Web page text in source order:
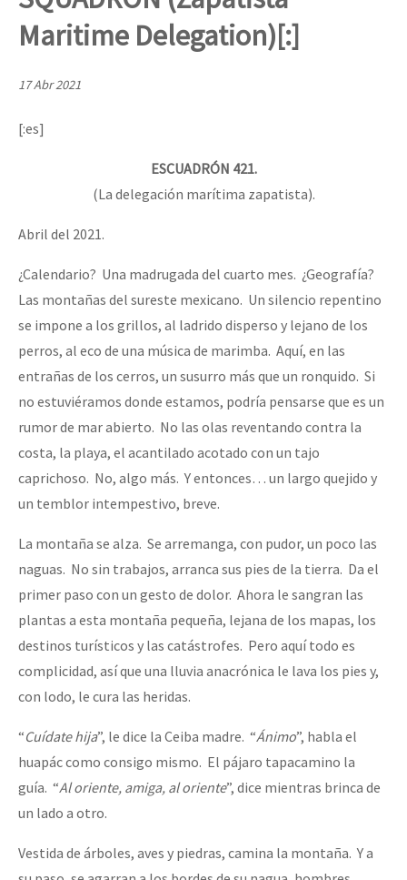
Mundo
AutonomÍa y Resistencia
Presos
Mujeres
ETIQUETAS
MULTIMEDIA
Fotorreportaje
Video
Semillero Guerra contra la Humanidad. (Las poblaciones y
Libros para descargar
Medios Libres
COVID-19
Contacto
Dia 3 do Encontro “Guerra contra a Humanidade”
Dia 1: Encontro “Guerra contra a Humanidade”
“Sonhando a Terra do Bem Virá” se publica no Estado Espanhol
Se o México sabe, que o mundo saiba! Nossas lutas pela
[25 abr – CDMX] Tokín por el CNI: 30 años de Resistencia y
Maritime Delegation)[:]
17 Abr 2021
[:es]
ESCUADRÓN 421.
(La delegación marítima zapatista).
Abril del 2021.
¿Calendario? Una madrugada del cuarto mes. ¿Geografía?
Las montañas del sureste mexicano. Un silencio repentino
se impone a los grillos, al ladrido disperso y lejano de los
perros, al eco de una música de marimba. Aquí, en las
entrañas de los cerros, un susurro más que un ronquido. Si
no estuviéramos donde estamos, podría pensarse que es un
rumor de mar abierto. No las olas reventando contra la
costa, la playa, el acantilado acotado con un tajo
caprichoso. No, algo más. Y entonces… un largo quejido y
un temblor intempestivo, breve.
La montaña se alza. Se arremanga, con pudor, un poco las
naguas. No sin trabajos, arranca sus pies de la tierra. Da el
primer paso con un gesto de dolor. Ahora le sangran las
plantas a esta montaña pequeña, lejana de los mapas, los
destinos turísticos y las catástrofes. Pero aquí todo es
complicidad, así que una lluvia anacrónica le lava los pies y,
con lodo, le cura las heridas.
“Cuídate hija”, le dice la Ceiba madre. “Ánimo”, habla el
huapác como consigo mismo. El pájaro tapacamino la
guía. “Al oriente, amiga, al oriente”, dice mientras brinca de
un lado a otro.
Vestida de árboles, aves y piedras, camina la montaña. Y a